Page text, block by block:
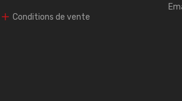
Conditions de vente